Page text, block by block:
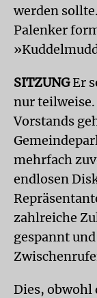
werden
Palenker
SITZUNGEr
nur teilweise.
Vorstands
mehrfach
endlosen
zahlreiche
gespannt
Dies, obwohl